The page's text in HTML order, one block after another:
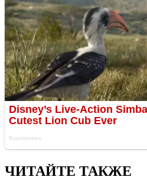
ЧИТАЙТЕ ТАКЖЕ